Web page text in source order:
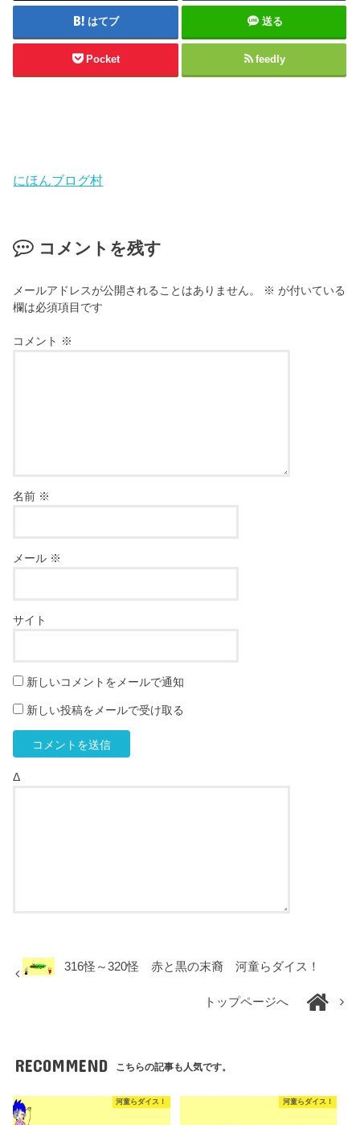
はてブ 送る
Pocket feedly
にほんブログ村
コメントを残す
メールアドレスが公開されることはありません。 ※ が付いている
欄は必須項目です
コメント ※
名前 ※
メール ※
サイト
新しいコメントをメールで通知
新しい投稿をメールで受け取る
Δ
316怪～320怪 赤と黒の末裔 河童らダイス！
トップページへ
RECOMMEND こちらの記事も人気です。
河童らダイス！ 河童らダイス！